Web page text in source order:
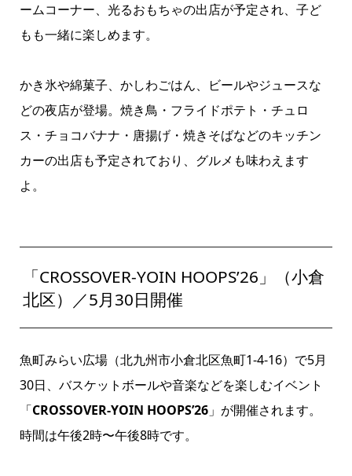
ームコーナー、光るおもちゃの出店が予定され、子ど
もも一緒に楽しめます。
かき氷や綿菓子、かしわごはん、ビールやジュースな
どの夜店が登場。焼き鳥・フライドポテト・チュロ
ス・チョコバナナ・唐揚げ・焼きそばなどのキッチン
カーの出店も予定されており、グルメも味わえます
よ。
「CROSSOVER-YOIN HOOPS’26」（小倉
北区）／5月30日開催
魚町みらい広場（北九州市小倉北区魚町1-4-16）で5月
30日、バスケットボールや音楽などを楽しむイベント
「CROSSOVER-YOIN HOOPS’26」が開催されます。
時間は午後2時〜午後8時です。